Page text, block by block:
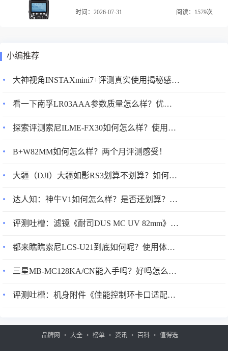
时间：2026-07-31 阅读：1579次
小编推荐
大神视角INSTAXmini7+评测真实使用揭秘感觉差不差呢？
看一下南孚LR03AAA参数质量怎么样？优缺点评测揭秘
探索评测索尼ILME-FX30如何怎么样？使用1个月感受！
B+W82MM如何怎么样？两个月评测感受！
大疆（DJI）大疆如影RS3划算不划算？如何怎么样？真实情况分享！
达人知：神牛V1如何怎么样？是否还划算？使用两星期感受告知！
评测吐槽：滤镜《耐司DUS MC UV 82mm》评测配置怎么样？优缺点如何？
都来瞧瞧索尼LCS-U21到底如何呢？使用体验不看后悔！
三星MB-MC128KA/CN能入手吗？好吗怎么样？优缺点使用分析！
评测吐槽：机身附件《佳能控制环卡口适配器 EF-EOS R》评测配置怎么样？优缺点如何？
品牌网 大全 榜单 资讯 百科 值得选